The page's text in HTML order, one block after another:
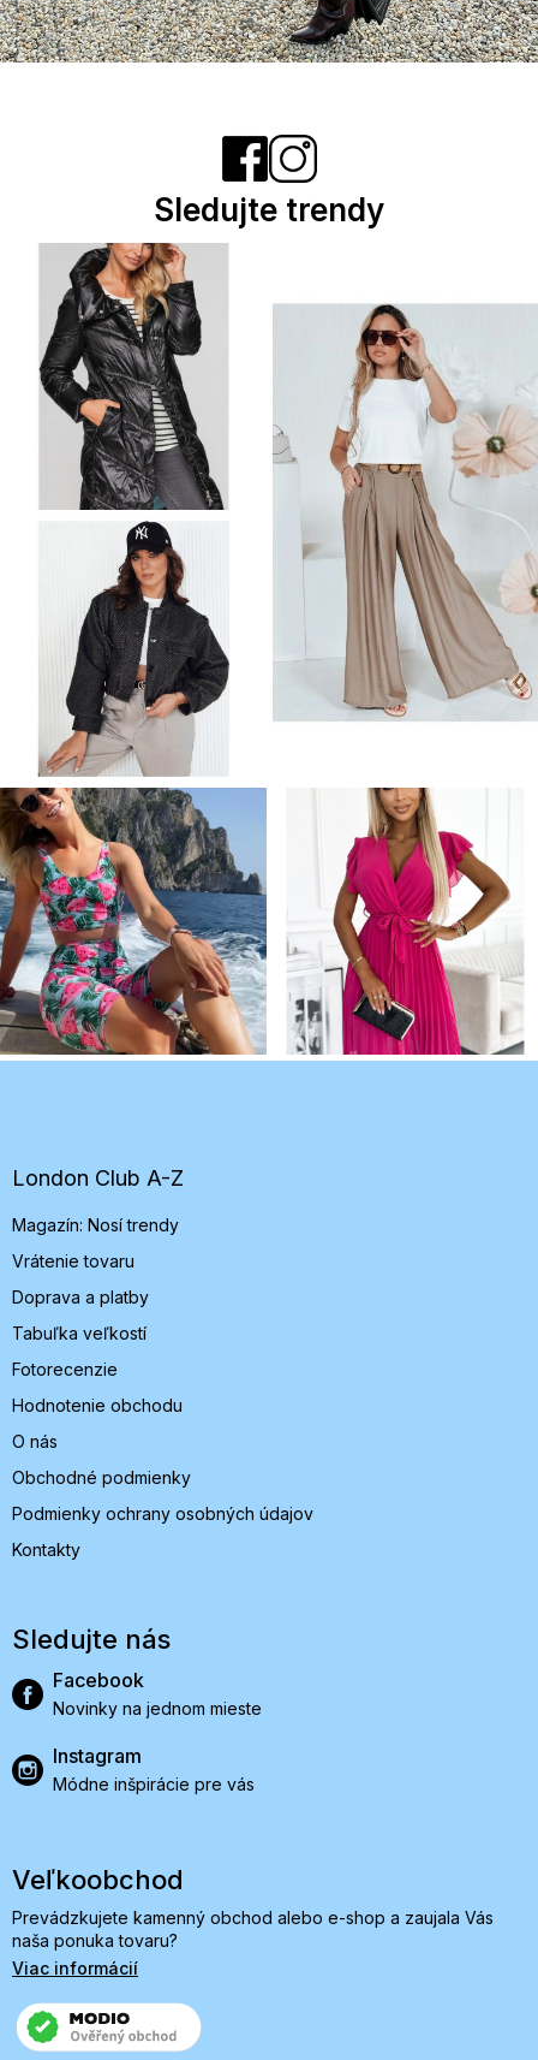
e
London Club A-Z
Magazín: Nosí trendy
Vrátenie tovaru
Doprava a platby
Tabuľka veľkostí
Fotorecenzie
Hodnotenie obchodu
O nás
Obchodné podmienky
Podmienky ochrany osobných údajov
Kontakty
Sledujte nás
Facebook
Novinky na jednom mieste
Instagram
Módne inšpirácie pre vás
Veľkoobchod
Prevádzkujete kamenný obchod alebo e-shop a zaujala Vás
naša ponuka tovaru?
Viac informácií